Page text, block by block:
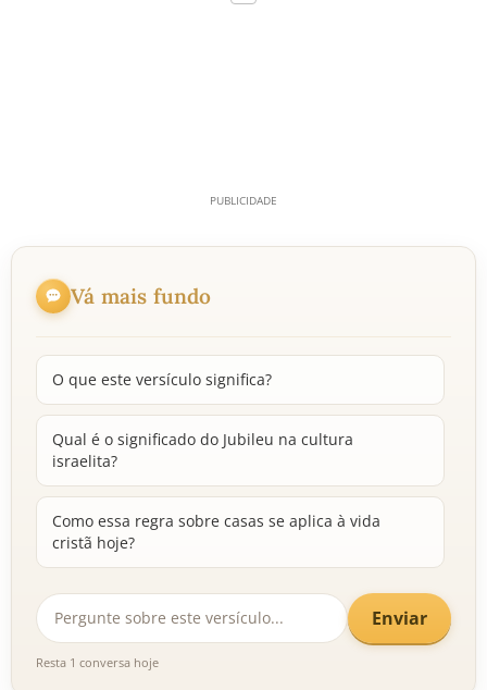
Vá mais fundo
O que este versículo significa?
Qual é o significado do Jubileu na cultura
israelita?
Como essa regra sobre casas se aplica à vida
cristã hoje?
Enviar
Resta 1 conversa hoje